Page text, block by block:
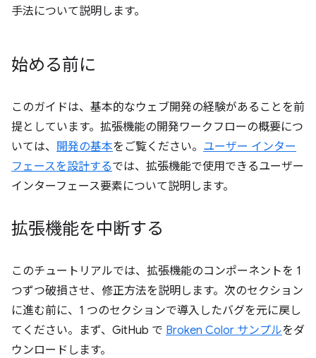
手法について説明します。
始める前に
このガイドは、基本的なウェブ開発の経験があることを前
提としています。拡張機能の開発ワークフローの概要につ
いては、 開発の基本をご覧ください。 ユーザー インター
フェースを設計するでは、拡張機能で使用できるユーザー
インターフェース要素について説明します。
拡張機能を中断する
このチュートリアルでは、拡張機能のコンポーネントを 1
つずつ破損させ、修正方法を説明します。次のセクション
に進む前に、1 つのセクションで導入したバグを元に戻し
てください。まず、GitHub で Broken Color サンプルをダ
ウンロードします。